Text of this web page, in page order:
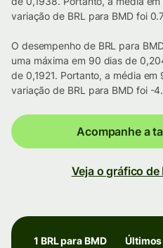
variação de BRL para BMD foi
O desempenho de BRL para
uma máxima em 90 dias de
de 0,1921. Portanto, a média
variação de BRL para BMD foi -
Acompanhe a
Veja o gráfico de
1 BRL para BMD